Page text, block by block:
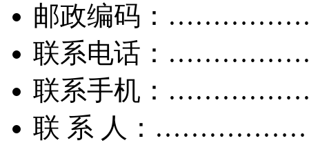
邮政编码：
联系电话：
联系手机：
联 系 人：